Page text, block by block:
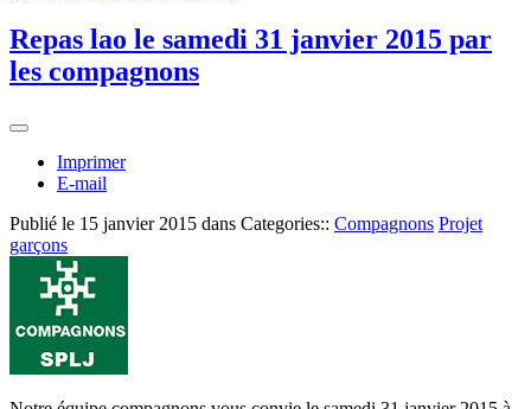
Repas lao le samedi 31 janvier 2015 par
les compagnons
Imprimer
E-mail
Publié le 15 janvier 2015 dans Categories:: Compagnons Projet
garçons